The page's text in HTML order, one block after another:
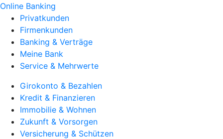
Online Banking
Privatkunden
Firmenkunden
Banking & Verträge
Meine Bank
Service & Mehrwerte
Girokonto & Bezahlen
Kredit & Finanzieren
Immobilie & Wohnen
Zukunft & Vorsorgen
Versicherung & Schützen